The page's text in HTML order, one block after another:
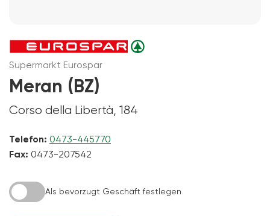
Supermarkt Eurospar
Meran (BZ)
Corso della Libertà, 184
Telefon: 0473-445770
Fax: 0473-207542
Als bevorzugt Geschäft festlegen